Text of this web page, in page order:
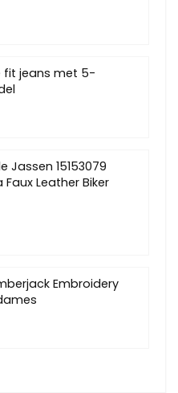
fit jeans met 5-
Jassen 15153079
Leather Biker
Embroidery